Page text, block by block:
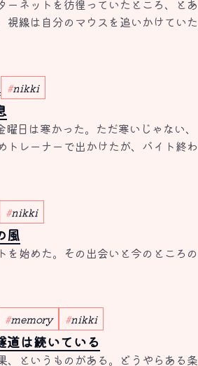
ーネットを彷徨っていたところ、と
視線は自分のマウスを追いかけていた
nikki
曜日は寒かった。ただ寒いじゃない
トレーナーで出かけたが、バイト終
nikki
風
を始めた。その出会いと今のとこ
memory nikki
道は続いている
、というものがある。どうやらある